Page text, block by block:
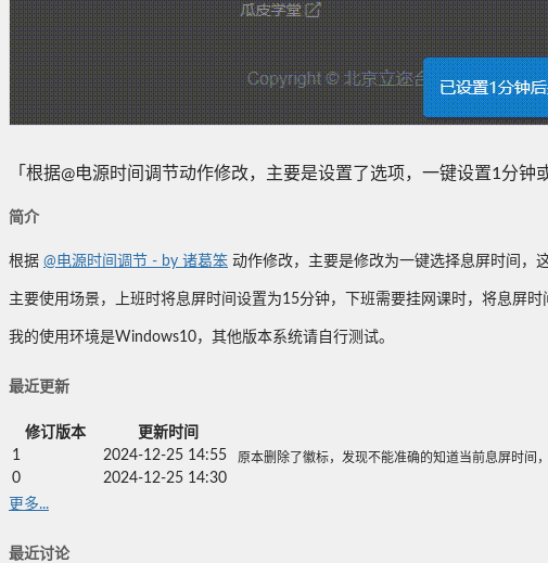
「根据@电源时间调节动作修改，主要是设置了选项，一键设置1分钟
简介
根据 @电源时间调节 - by 诸葛笨 动作修改，主要是修改为一键选择息屏时间，
主要使用场景，上班时将息屏时间设置为15分钟，下班需要挂网课时，将息屏
我的使用环境是Windows10，其他版本系统请自行测试。
最近更新
修订版本 更新时间
1
2024-12-25 14:55 原本删除了徽标，发现不能准确的知道当前息屏时间
0
2024-12-25 14:30
更多...
最近讨论